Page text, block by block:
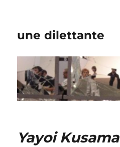
une dilettante
Yayoi Kusama